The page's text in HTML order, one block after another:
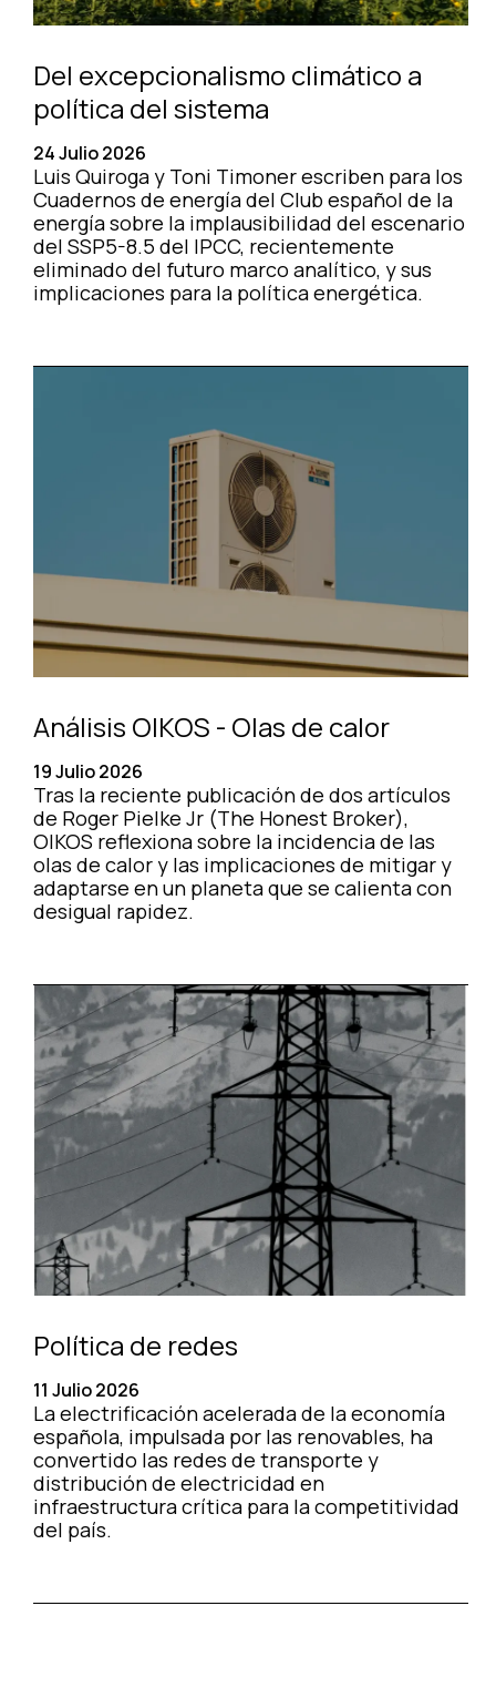
Del excepcionalismo climático a
política del sistema
24 Julio 2026
Luis Quiroga y Toni Timoner escriben para los
Cuadernos de energía del Club español de la
energía sobre la implausibilidad del escenario
del SSP5-8.5 del IPCC, recientemente
eliminado del futuro marco analítico, y sus
implicaciones para la política energética.
Análisis OIKOS - Olas de calor
19 Julio 2026
Tras la reciente publicación de dos artículos
de Roger Pielke Jr (The Honest Broker),
OIKOS reflexiona sobre la incidencia de las
olas de calor y las implicaciones de mitigar y
adaptarse en un planeta que se calienta con
desigual rapidez.
Política de redes
11 Julio 2026
La electrificación acelerada de la economía
española, impulsada por las renovables, ha
convertido las redes de transporte y
distribución de electricidad en
infraestructura crítica para la competitividad
del país.